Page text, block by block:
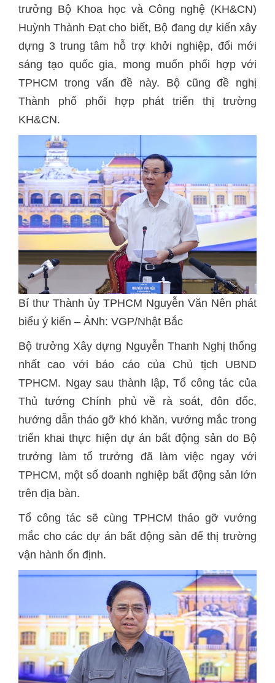
trưởng Bộ Khoa học và Công nghệ (KH&CN)
Huỳnh Thành Đạt cho biết, Bộ đang dự kiến xây
dựng 3 trung tâm hỗ trợ khởi nghiệp, đổi mới
sáng tạo quốc gia, mong muốn phối hợp với
TPHCM trong vấn đề này. Bộ cũng đề nghị
Thành phố phối hợp phát triển thị trường
KH&CN.
Bí thư Thành ủy TPHCM Nguyễn Văn Nên phát
biểu ý kiến – ẢNh: VGP/Nhật Bắc
Bộ trưởng Xây dựng Nguyễn Thanh Nghị thống
nhất cao với báo cáo của Chủ tịch UBND
TPHCM. Ngay sau thành lập, Tổ công tác của
Thủ tướng Chính phủ về rà soát, đôn đốc,
hướng dẫn tháo gỡ khó khăn, vướng mắc trong
triển khai thực hiện dự án bất động sản do Bộ
trưởng làm tổ trưởng đã làm việc ngay với
TPHCM, một số doanh nghiệp bất động sản lớn
trên địa bàn.
Tổ công tác sẽ cùng TPHCM tháo gỡ vướng
mắc cho các dự án bất động sản để thị trường
vận hành ổn định.